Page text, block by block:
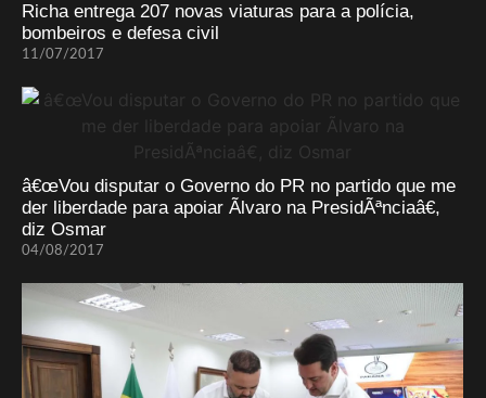
Richa entrega 207 novas viaturas para a polícia,
bombeiros e defesa civil
11/07/2017
â€œVou disputar o Governo do PR no partido que me
der liberdade para apoiar Ãlvaro na PresidÃªnciaâ€,
diz Osmar
04/08/2017